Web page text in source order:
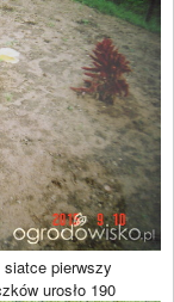
pierwszy
urosło 190